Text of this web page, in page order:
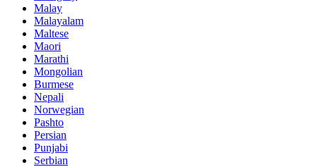
Malay
Malayalam
Maltese
Maori
Marathi
Mongolian
Burmese
Nepali
Norwegian
Pashto
Persian
Punjabi
Serbian